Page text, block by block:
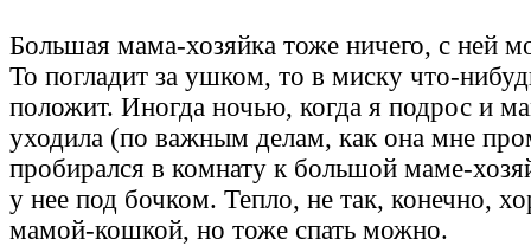
Большая мама-хозяйка тоже ничего, с ней
То погладит за ушком, то в миску что-
положит. Иногда ночью, когда я подрос и
уходила (по важным делам, как она мне
пробирался в комнату к большой маме-
у нее под бочком. Тепло, не так, конечно,
мамой-кошкой, но тоже спать можно.